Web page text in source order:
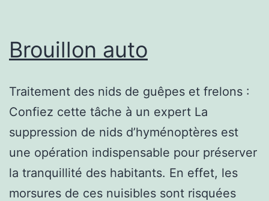
Brouillon auto
Traitement des nids de guêpes et frelons :
Confiez cette tâche à un expert La
suppression de nids d’hyménoptères est
une opération indispensable pour préserver
la tranquillité des habitants. En effet, les
morsures de ces nuisibles sont risquées